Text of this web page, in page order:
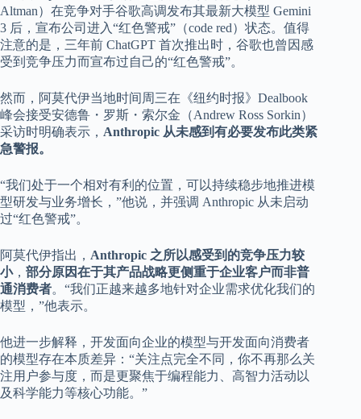
Altman）在竞争对手谷歌高调发布其最新大模型 Gemini
3 后，宣布公司进入“红色警戒”（code red）状态。值得
注意的是，三年前 ChatGPT 首次推出时，谷歌也曾因感
受到竞争压力而宣布过自己的“红色警戒”。
然而，阿莫代伊当地时间周三在《纽约时报》Dealbook
峰会接受安德鲁・罗斯・索尔金（Andrew Ross Sorkin）
采访时明确表示， Anthropic 从未感到有必要发布此类紧
急警报。
“我们处于一个相对有利的位置，可以持续稳步地推进模
型研发与业务增长，”他说，并强调 Anthropic 从未启动
过“红色警戒”。
阿莫代伊指出， Anthropic 之所以感受到的竞争压力较
小， 部分原因在于其产品战略更侧重于企业客户而非普
通消费者。“我们正越来越多地针对企业需求优化我们的
模型，”他表示。
他进一步解释，开发面向企业的模型与开发面向消费者
的模型存在本质差异：“关注点完全不同，你不再那么关
注用户参与度，而是更聚焦于编程能力、高智力活动以
及科学能力等核心功能。”